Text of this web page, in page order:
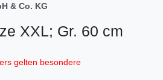
& Co. KG
XXL; Gr. 60 cm
gelten besondere